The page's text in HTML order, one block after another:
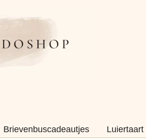
Brievenbuscadeautjes Luiertaart